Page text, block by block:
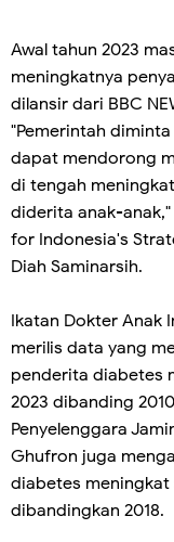
Awal tahun 2023
meningkatnya
dilansir dari BBC
"Pemerintah
dapat mendorong
di tengah
diderita anak-
for Indonesia's
Diah Saminarsih.
Ikatan Dokter Anak
merilis data yang
penderita diabetes
2023 dibanding
Penyelenggara
Ghufron juga
diabetes meningkat
dibandingkan 2018.